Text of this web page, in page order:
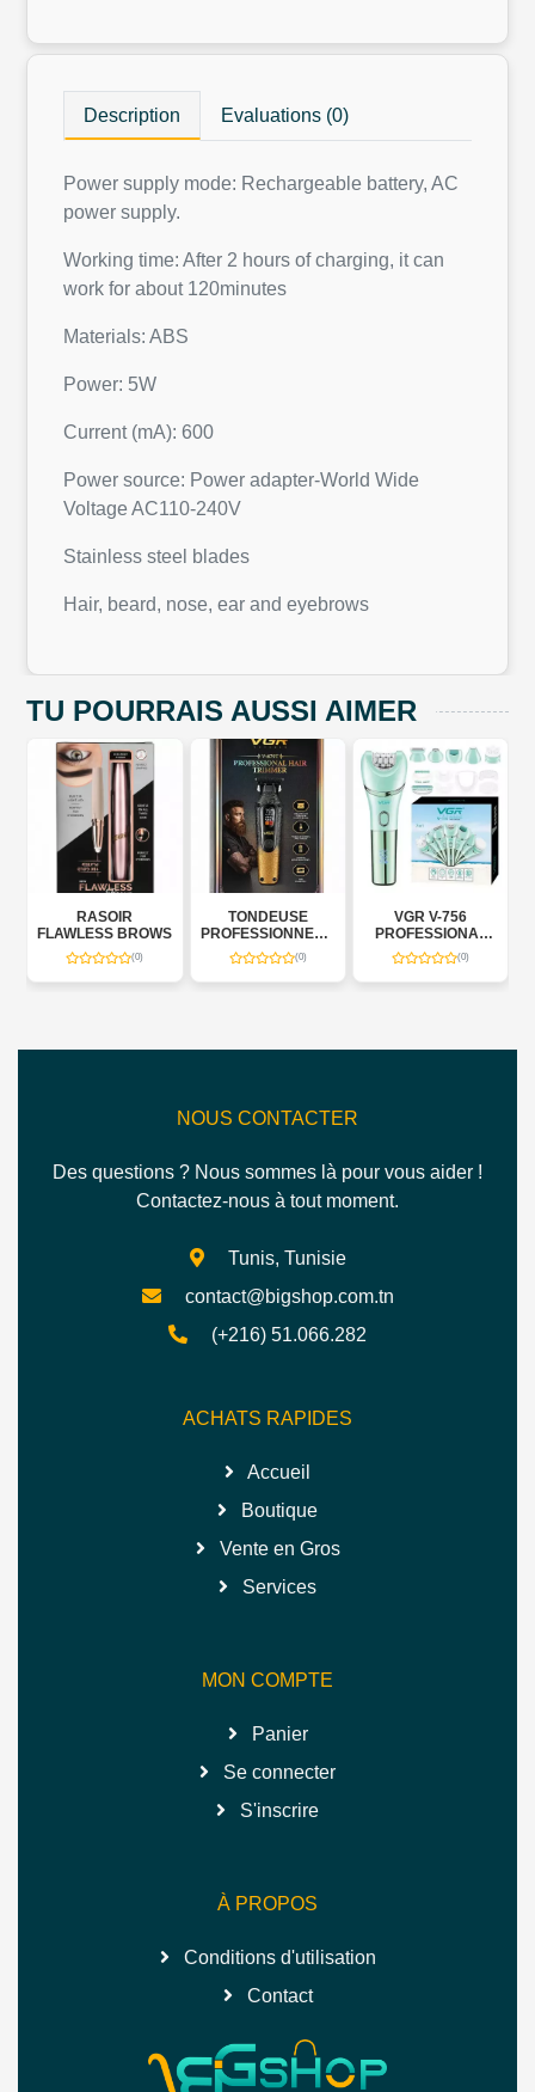
Description Evaluations (0)
Power supply mode: Rechargeable battery, AC
power supply.
Working time: After 2 hours of charging, it can
work for about 120minutes
Materials: ABS
Power: 5W
Current (mA): 600
Power source: Power adapter-World Wide
Voltage AC110-240V
Stainless steel blades
Hair, beard, nose, ear and eyebrows
TU POURRAIS AUSSI AIMER
BROWS
TONDEUSE
PROFESSIONNELLE
VGR V-879T –
PROFESSIONAL
HAIR TRIMMER
VGR V-756
PROFESSIONAL
LADY CARE SET 7
VGR V-763
LADY CARE
NOUS CONTACTER
Des questions ? Nous sommes là pour vous aider !
Contactez-nous à tout moment.
Tunis, Tunisie
contact@bigshop.com.tn
(+216) 51.066.282
ACHATS RAPIDES
Accueil
Boutique
Vente en Gros
Services
MON COMPTE
Panier
Se connecter
S'inscrire
À PROPOS
Conditions d'utilisation
Contact